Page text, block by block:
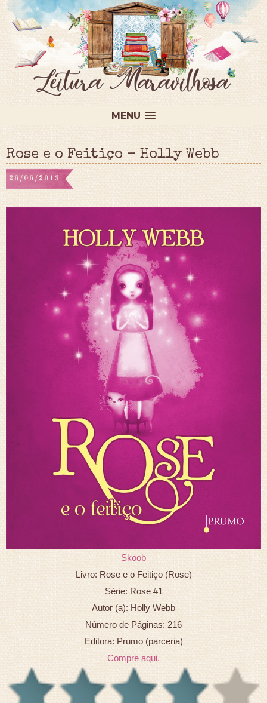
MENU
Rose e o Feitiço - Holly Webb
26/06/2013
Skoob
Livro: Rose e o Feitiço (Rose)
Série: Rose #1
Autor (a): Holly Webb
Número de Páginas: 216
Editora: Prumo (parceria)
Compre aqui.